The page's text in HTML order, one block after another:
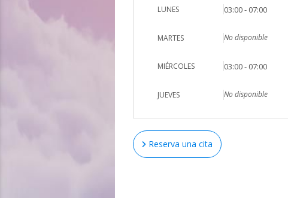
LUNES 03:00 - 07:00
MARTES No disponible
MIÉRCOLES 03:00 - 07:00
JUEVES No disponible
Reserva una cita